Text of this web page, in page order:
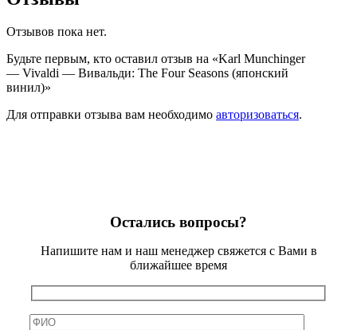
Отзывов пока нет.
Будьте первым, кто оставил отзыв на «Karl Munchinger
— Vivaldi — Вивальди: The Four Seasons (японский
винил)»
Для отправки отзыва вам необходимо авторизоваться.
Остались вопросы?
Напишите нам и наш менеджер свяжется с Вами в
ближайшее время